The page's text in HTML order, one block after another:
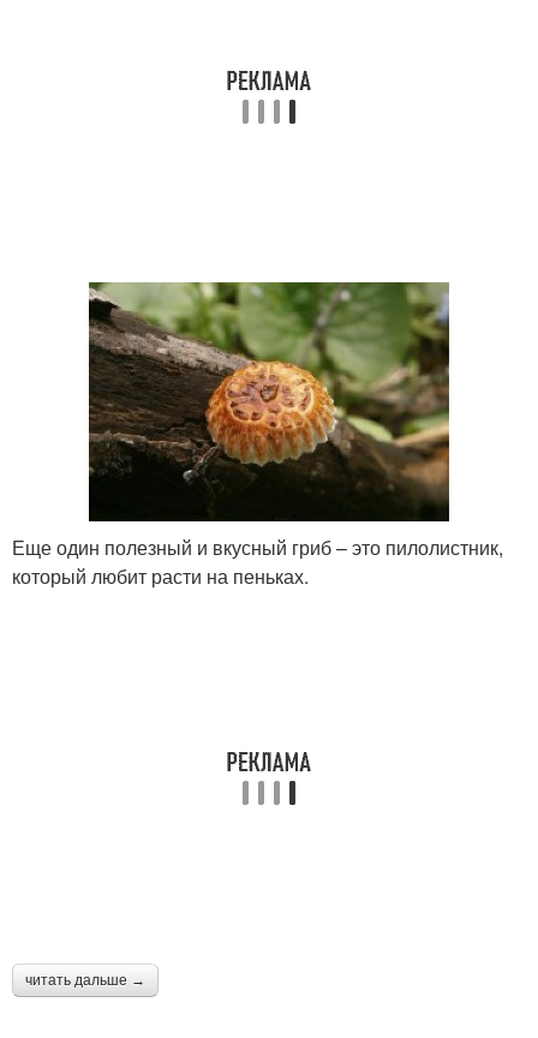
Еще один полезный и вкусный гриб – это пилолистник,
который любит расти на пеньках.
читать дальше →